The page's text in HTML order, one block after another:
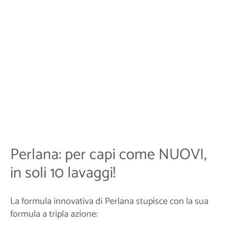
Perlana: per capi come NUOVI,
in soli 10 lavaggi!
La formula innovativa di Perlana stupisce con la sua
formula a tripla azione: